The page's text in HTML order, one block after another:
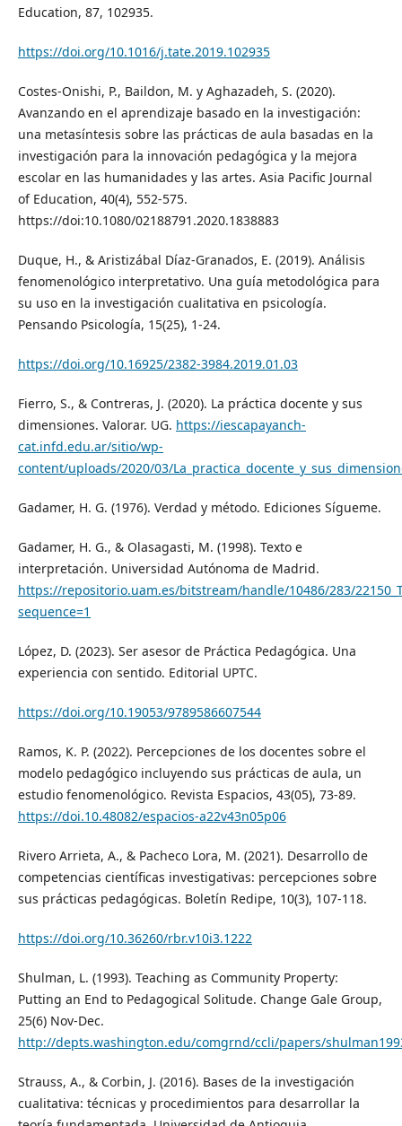
Education, 87, 102935.
https://doi.org/10.1016/j.tate.2019.102935
Costes-Onishi, P., Baildon, M. y Aghazadeh, S. (2020).
Avanzando en el aprendizaje basado en la investigación:
una metasíntesis sobre las prácticas de aula basadas en la
investigación para la innovación pedagógica y la mejora
escolar en las humanidades y las artes. Asia Pacific Journal
of Education, 40(4), 552-575.
https://doi:10.1080/02188791.2020.1838883
Duque, H., & Aristizábal Díaz-Granados, E. (2019). Análisis
fenomenológico interpretativo. Una guía metodológica para
su uso en la investigación cualitativa en psicología.
Pensando Psicología, 15(25), 1-24.
https://doi.org/10.16925/2382-3984.2019.01.03
Fierro, S., & Contreras, J. (2020). La práctica docente y sus
dimensiones. Valorar. UG. https://iescapayanch-
cat.infd.edu.ar/sitio/wp-
content/uploads/2020/03/
Gadamer, H. G. (1976). Verdad y método. Ediciones Sígueme.
Gadamer, H. G., & Olasagasti, M. (1998). Texto e
interpretación. Universidad Autónoma de Madrid.
https://repositorio.uam.es/bitstream/handle/10486/283/
sequence=1
López, D. (2023). Ser asesor de Práctica Pedagógica. Una
experiencia con sentido. Editorial UPTC.
https://doi.org/10.19053/9789586607544
Ramos, K. P. (2022). Percepciones de los docentes sobre el
modelo pedagógico incluyendo sus prácticas de aula, un
estudio fenomenológico. Revista Espacios, 43(05), 73-89.
https://doi.10.48082/espacios-a22v43n05p06
Rivero Arrieta, A., & Pacheco Lora, M. (2021). Desarrollo de
competencias científicas investigativas: percepciones sobre
sus prácticas pedagógicas. Boletín Redipe, 10(3), 107-118.
https://doi.org/10.36260/rbr.v10i3.1222
Shulman, L. (1993). Teaching as Community Property:
Putting an End to Pedagogical Solitude. Change Gale Group,
25(6) Nov-Dec.
http://depts.washington.edu/comgrnd/ccli/papers/
Strauss, A., & Corbin, J. (2016). Bases de la investigación
cualitativa: técnicas y procedimientos para desarrollar la